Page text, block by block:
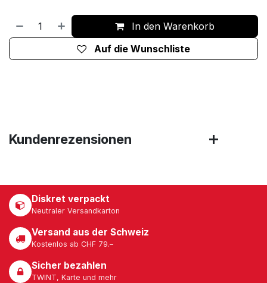
In den Warenkorb
Auf die Wunschliste
Kundenrezensionen
Diskret verpackt
Neutraler Versandkarton
Versand aus der Schweiz
Kostenlos ab CHF 79.–
Sicher bezahlen
TWINT, Karte und mehr